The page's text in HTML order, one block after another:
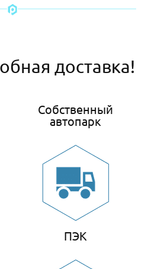
доставка!
Собственный
автопарк
ПЭК